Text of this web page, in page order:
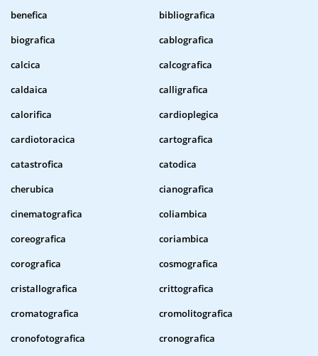
benefica
bibliografica
biografica
cablografica
calcica
calcografica
caldaica
calligrafica
calorifica
cardioplegica
cardiotoracica
cartografica
catastrofica
catodica
cherubica
cianografica
cinematografica
coliambica
coreografica
coriambica
corografica
cosmografica
cristallografica
crittografica
cromatografica
cromolitografica
cronofotografica
cronografica